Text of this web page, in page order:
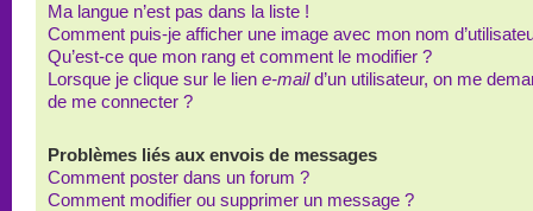
Ma langue n’est pas dans la liste !
Comment puis-je afficher une image avec mon nom
Qu’est-ce que mon rang et comment le modifier ?
Lorsque je clique sur le lien e-maild’un utilisateur, on me
de me connecter ?
Problèmes liés aux envois de messages
Comment poster dans un forum ?
Comment modifier ou supprimer un message ?